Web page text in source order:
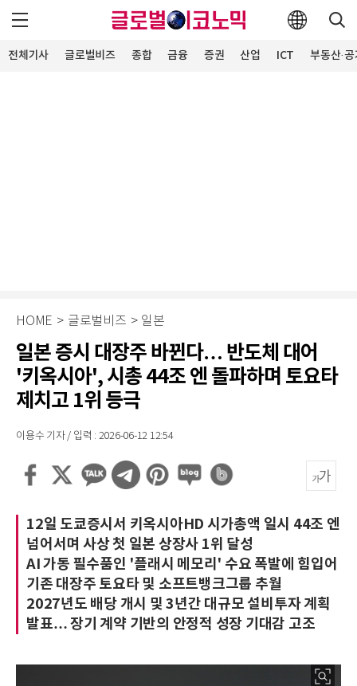
전체기사 글로벌비즈 종합 금융 증권 산업 ICT 부동산·
HOME > 글로벌비즈 > 일본
일본 증시 대장주 바뀐다… 반도체 대어
'키옥시아', 시총 44조 엔 돌파하며 토요타
제치고 1위 등극
이용수 기자 / 입력 : 2026-06-12 12:54
12일 도쿄증시서 키옥시아HD 시가총액 일시 44조 엔
넘어서며 사상 첫 일본 상장사 1위 달성
AI 가동 필수품인 '플래시 메모리' 수요 폭발에 힘입어
기존 대장주 토요타 및 소프트뱅크그룹 추월
2027년도 배당 개시 및 3년간 대규모 설비투자 계획
발표… 장기 계약 기반의 안정적 성장 기대감 고조